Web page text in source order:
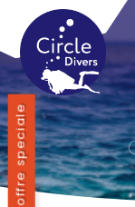
offre speciale